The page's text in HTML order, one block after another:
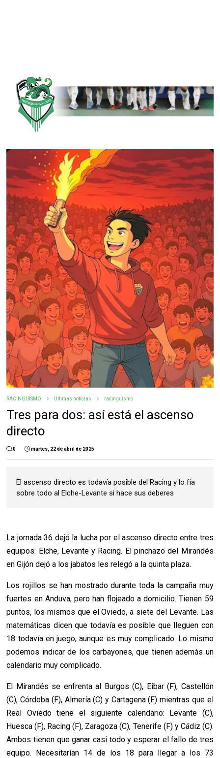
RACINGUISMO Últimas noticias racinguismo
Tres para dos: así está el ascenso
directo
0 martes, 22 de abril de 2025
El ascenso directo es todavía posible del Racing y lo fía
sobre todo al Elche-Levante si hace sus deberes
La jornada 36 dejó la lucha por el ascenso directo entre tres
equipos: Elche, Levante y Racing. El pinchazo del Mirandés
en Gijón dejó a los jabatos les relegó a la quinta plaza.
Los rojillos se han mostrado durante toda la campaña muy
fuertes en Anduva, pero han flojeado a domicilio. Tienen 59
puntos, los mismos que el Oviedo, a siete del Levante. Las
matemáticas dicen que todavía es posible que lleguen con
18 todavía en juego, aunque es muy complicado. Lo mismo
podemos indicar de los carbayones, que tienen además un
calendario muy complicado.
El Mirandés se enfrenta al Burgos (C), Eibar (F), Castellón
(C), Córdoba (F), Almería (C) y Cartagena (F) mientras que el
Real Oviedo tiene el siguiente calendario: Levante (C),
Huesca (F), Racing (F), Zaragoza (C), Tenerife (F) y Cádiz (C).
Ambos tienen que ganar casi todo y esperar el fallo de tres
equipo. Necesitarían 14 de los 18 para llegar a los 73